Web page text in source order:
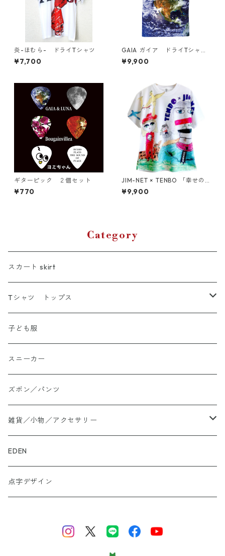
炎-ほむら- ドライTシャツ
¥7,700
GAIA ガイア ドライTシャツ
（キッズ〜大人XL）
¥9,900
ギターピック ２個セット
¥770
JIM-NET × TENBO 「幸せの
方舟」ドライTシャツ （キッ
ズ〜大人XL）
¥9,900
Category
スカート skirt
Tシャツ トップス
Tシャツ
シャツ
大きいサイズ
ロングTシャツ
子ども服
スニーカー
ズボン／パンツ
雑貨／小物／アクセサリー
トートバッグ
ぬかカイロ
EDEN
点字デザイン